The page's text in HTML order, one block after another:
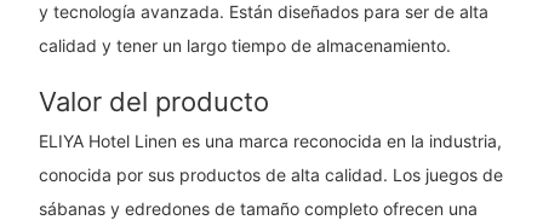
y tecnología avanzada. Están diseñados para ser de alta
calidad y tener un largo tiempo de almacenamiento.
Valor del producto
ELIYA Hotel Linen es una marca reconocida en la industria,
conocida por sus productos de alta calidad. Los juegos de
sábanas y edredones de tamaño completo ofrecen una